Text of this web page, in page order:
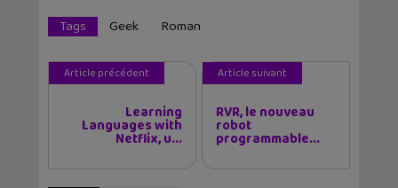
Tags Geek Roman
Article précédent
Learning
Languages with
Netflix, u...
Article suivant
RVR, le nouveau
robot
programmable...